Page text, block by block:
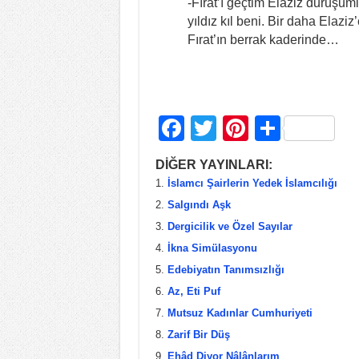
-Fırat’ı geçtim Elaziz
yıldız kıl beni. Bir daha
Fırat’ın berrak kaderinde…
F
a
c
e
b
o
o
k
T
wi
tt
er
Pi
nt
er
st
S
ar
DİĞER YAYINLARI:
İslamcı Şairlerin Yedek İslamcılığı
Salgındı Aşk
Dergicilik ve Özel Sayılar
İkna Simülasyonu
Edebiyatın Tanımsızlığı
Az, Eti Puf
Mutsuz Kadınlar Cumhuriyeti
Zarif Bir Düş
Ehâd Diyor Nâlânlarım